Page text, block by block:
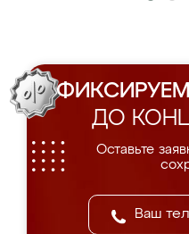
ДО
Оставьте